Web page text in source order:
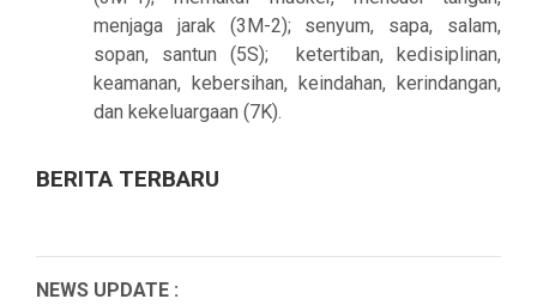
menjaga jarak (3M-2); senyum, sapa, salam,
sopan, santun (5S); ketertiban, kedisiplinan,
keamanan, kebersihan, keindahan, kerindangan,
dan kekeluargaan (7K).
BERITA TERBARU
NEWS UPDATE :